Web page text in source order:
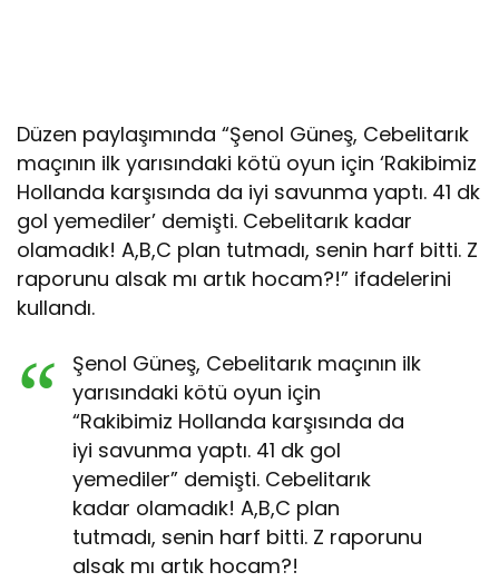
Düzen paylaşımında “Şenol Güneş, Cebelitarık
maçının ilk yarısındaki kötü oyun için ‘Rakibimiz
Hollanda karşısında da iyi savunma yaptı. 41 dk
gol yemediler’ demişti. Cebelitarık kadar
olamadık! A,B,C plan tutmadı, senin harf bitti. Z
raporunu alsak mı artık hocam?!” ifadelerini
kullandı.
Şenol Güneş, Cebelitarık maçının ilk
yarısındaki kötü oyun için
“Rakibimiz Hollanda karşısında da
iyi savunma yaptı. 41 dk gol
yemediler” demişti. Cebelitarık
kadar olamadık! A,B,C plan
tutmadı, senin harf bitti. Z raporunu
alsak mı artık hocam?!